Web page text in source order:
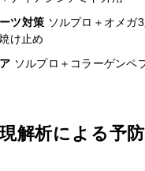
ツ対策 ソルプロ＋オメガ
け止め
ソルプロ＋コラーゲンペ
解析による予